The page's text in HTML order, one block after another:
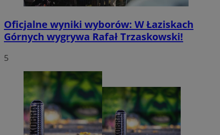
Oficjalne wyniki wyborów: W Łaziskach
Górnych wygrywa Rafał Trzaskowski!
5